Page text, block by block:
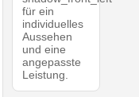
für ein
individuelles
Aussehen
und eine
angepasste
Leistung.